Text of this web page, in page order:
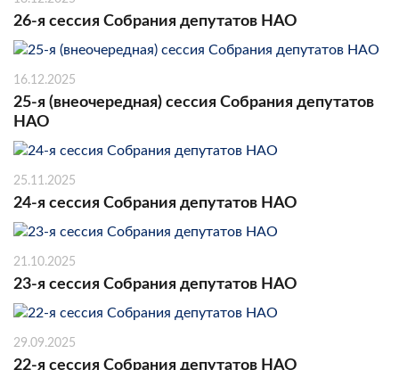
26-я сессия Собрания депутатов НАО
16.12.2025
25-я (внеочередная) сессия Собрания депутатов
НАО
25.11.2025
24-я сессия Собрания депутатов НАО
21.10.2025
23-я сессия Собрания депутатов НАО
29.09.2025
22-я сессия Собрания депутатов НАО